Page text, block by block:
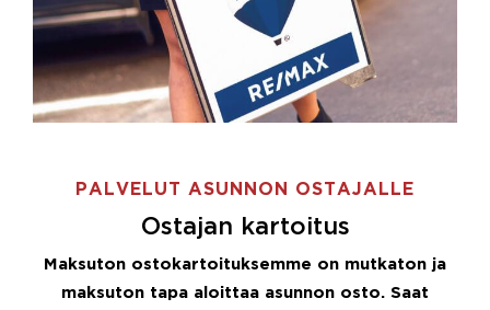
PALVELUT ASUNNON OSTAJALLE
Ostajan kartoitus
Maksuton ostokartoituksemme on mutkaton ja
maksuton tapa aloittaa asunnon osto. Saat